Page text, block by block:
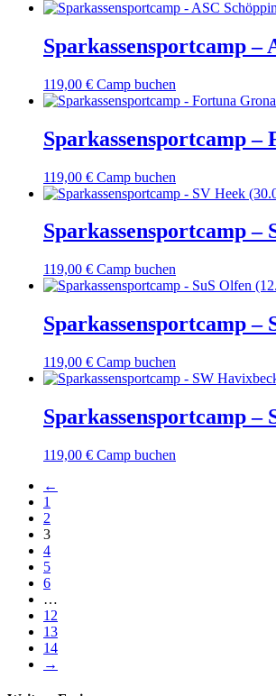
Sparkassensportcamp –
119,00 € Camp buchen
Sparkassensportcamp –
119,00 € Camp buchen
Sparkassensportcamp –
119,00 € Camp buchen
Sparkassensportcamp –
119,00 € Camp buchen
Sparkassensportcamp –
119,00 € Camp buchen
←
1
2
3
4
5
6
…
12
13
14
→